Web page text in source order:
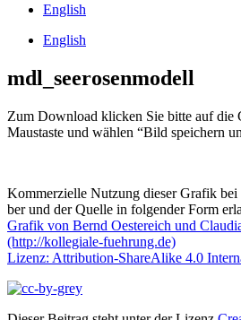
Eng­lish
Eng­lish
mdl_seerosenmodell
Zum Down­load kli­cken Sie bit­te auf die
Maus­tas­te und wäh­len “Bild spei­chern
Kom­mer­zi­el­le Nut­zung die­ser Gra­fik
ber und der Quel­le in fol­gen­der Form
Gra­fik von Bernd Oes­te­reich und
(http://kollegiale-fuehrung.de)
Lizenz: Attri­bu­ti­on-ShareA­li­ke 4.0